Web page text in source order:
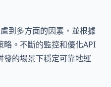
到多方面的因素，並根據
。不斷的監控和優化API
發的場景下穩定可靠地運